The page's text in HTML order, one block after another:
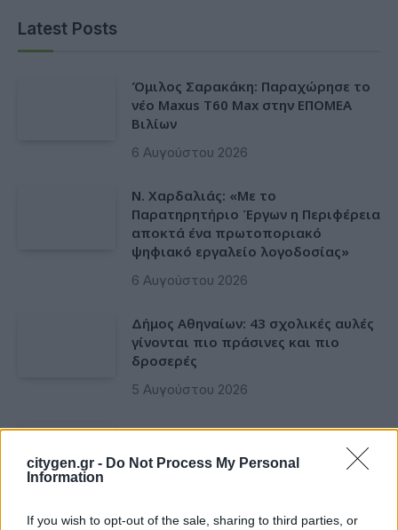
citygen.gr - Do Not Process My Personal
Information
If you wish to opt-out of the sale, sharing to third parties, or
Latest Posts
Όμιλος Σαρακάκη: Παραχώρησε το
νέο Maxus T60 Max στην ΕΠΟΜΕΑ
Βιλίων
6 Αυγούστου 2026
Ν. Χαρδαλιάς: «Με το
Παρατηρητήριο Έργων η Περιφέρεια
αποκτά ένα πρωτοποριακό
ψηφιακό εργαλείο λογοδοσίας»
6 Αυγούστου 2026
Δήμος Αθηναίων: 43 σχολικές αυλές
γίνονται πιο πράσινες και πιο
δροσερές
5 Αυγούστου 2026
Η FARIA Renewables προχώρησε
στην ηλεκτροδότηση του αιολικού
πάρκου Faria Αίολος Λάρυμνα